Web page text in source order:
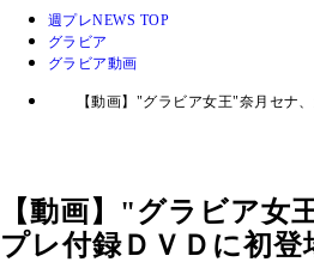
週プレNEWS TOP
グラビア
グラビア動画
【動画】"グラビア女王"奈月セナ
【動画】"グラビア女
プレ付録ＤＶＤに初登